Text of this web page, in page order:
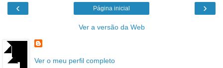
‹ ›
Página inicial
Ver a versão da Web
Ver o meu perfil completo